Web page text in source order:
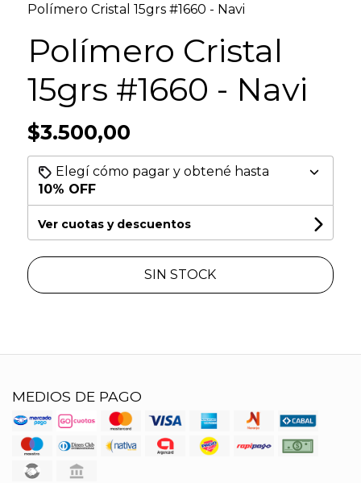
Polímero Cristal 15grs #1660 - Navi
Polímero Cristal
15grs #1660 - Navi
$3.500,00
Elegí cómo pagar y obtené hasta
10% OFF
Ver cuotas y descuentos
SIN STOCK
MEDIOS DE PAGO